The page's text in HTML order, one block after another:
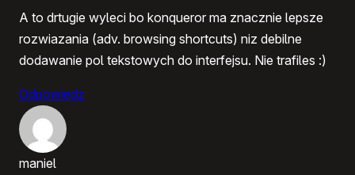
A to drtugie wyleci bo konqueror ma znacznie lepsze
rozwiazania (adv. browsing shortcuts) niz debilne
dodawanie pol tekstowych do interfejsu. Nie trafiles :)
Odpowiedz
maniel